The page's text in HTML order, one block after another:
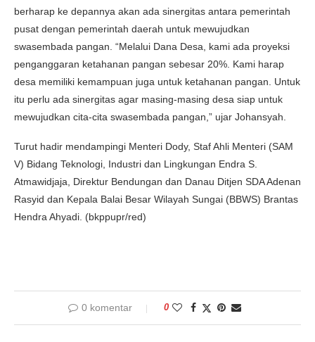
berharap ke depannya akan ada sinergitas antara pemerintah
pusat dengan pemerintah daerah untuk mewujudkan
swasembada pangan. “Melalui Dana Desa, kami ada proyeksi
penganggaran ketahanan pangan sebesar 20%. Kami harap
desa memiliki kemampuan juga untuk ketahanan pangan. Untuk
itu perlu ada sinergitas agar masing-masing desa siap untuk
mewujudkan cita-cita swasembada pangan,” ujar Johansyah.
Turut hadir mendampingi Menteri Dody, Staf Ahli Menteri (SAM
V) Bidang Teknologi, Industri dan Lingkungan Endra S.
Atmawidjaja, Direktur Bendungan dan Danau Ditjen SDA Adenan
Rasyid dan Kepala Balai Besar Wilayah Sungai (BBWS) Brantas
Hendra Ahyadi. (bkppupr/red)
0 komentar 0